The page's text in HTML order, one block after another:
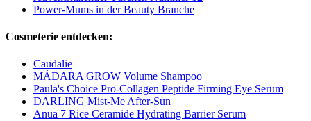
Power-Mums in der Beauty Branche
Cosmeterie entdecken:
Caudalie
MÁDARA GROW Volume Shampoo
Paula's Choice Pro-Collagen Peptide Firming Eye Serum
DARLING Mist-Me After-Sun
Anua 7 Rice Ceramide Hydrating Barrier Serum